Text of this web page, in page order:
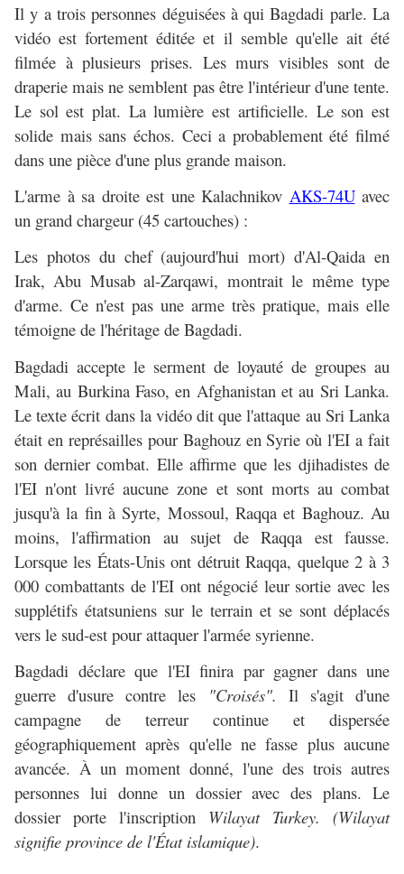
Il y a trois personnes déguisées à qui Bagdadi parle. La
vidéo est fortement éditée et il semble qu'elle ait été
filmée à plusieurs prises. Les murs visibles sont de
draperie mais ne semblent pas être l'intérieur d'une tente.
Le sol est plat. La lumière est artificielle. Le son est
solide mais sans échos. Ceci a probablement été filmé
dans une pièce d'une plus grande maison.
L'arme à sa droite est une Kalachnikov AKS-74Uavec
un grand chargeur (45 cartouches) :
Les photos du chef (aujourd'hui mort) d'Al-Qaida en
Irak, Abu Musab al-Zarqawi, montrait le même type
d'arme. Ce n'est pas une arme très pratique, mais elle
témoigne de l'héritage de Bagdadi.
Bagdadi accepte le serment de loyauté de groupes au
Mali, au Burkina Faso, en Afghanistan et au Sri Lanka.
Le texte écrit dans la vidéo dit que l'attaque au Sri Lanka
était en représailles pour Baghouz en Syrie où l'EI a fait
son dernier combat. Elle affirme que les djihadistes de
l'EI n'ont livré aucune zone et sont morts au combat
jusqu'à la fin à Syrte, Mossoul, Raqqa et Baghouz. Au
moins, l'affirmation au sujet de Raqqa est fausse.
Lorsque les États-Unis ont détruit Raqqa, quelque 2 à 3
000 combattants de l'EI ont négocié leur sortie avec les
supplétifs étatsuniens sur le terrain et se sont déplacés
vers le sud-est pour attaquer l'armée syrienne.
Bagdadi déclare que l'EI finira par gagner dans une
guerre d'usure contre les "Croisés". Il s'agit d'une
campagne de terreur continue et dispersée
géographiquement après qu'elle ne fasse plus aucune
avancée. À un moment donné, l'une des trois autres
personnes lui donne un dossier avec des plans. Le
dossier porte l'inscription Wilayat Turkey. (Wilayat
signifie province de l'État islamique).